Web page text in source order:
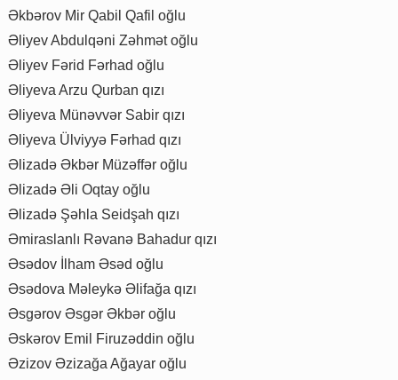
Əkbərov Mir Qabil Qafil oğlu
Əliyev Abdulqəni Zəhmət oğlu
Əliyev Fərid Fərhad oğlu
Əliyeva Arzu Qurban qızı
Əliyeva Münəvvər Sabir qızı
Əliyeva Ülviyyə Fərhad qızı
Əlizadə Əkbər Müzəffər oğlu
Əlizadə Əli Oqtay oğlu
Əlizadə Şəhla Seidşah qızı
Əmiraslanlı Rəvanə Bahadur qızı
Əsədov İlham Əsəd oğlu
Əsədova Məleykə Əlifağa qızı
Əsgərov Əsgər Əkbər oğlu
Əskərov Emil Firuzəddin oğlu
Əzizov Əzizağa Ağayar oğlu